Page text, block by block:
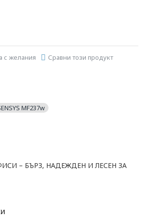
с желания Сравни този продукт
MF237w
– БЪРЗ, НАДЕЖДЕН И ЛЕСЕН ЗА